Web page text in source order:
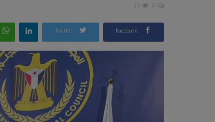
0
39
Facebook
Twitter